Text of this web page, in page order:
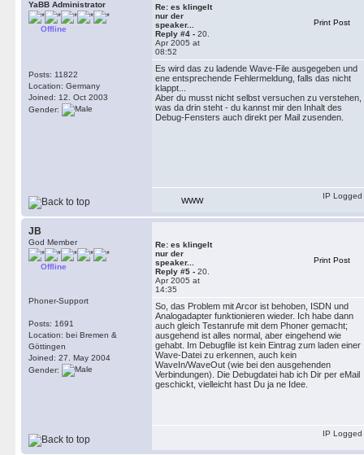
YaBB Administrator
Offline
Posts: 11822
Location: Germany
Joined: 12. Oct 2003
Gender:
Re: es klingelt
nur der
speaker...
Reply #4 - 20.
Apr 2005 at
08:52
Print Post
Es wird das zu ladende Wave-File ausgegeben und
ene entsprechende Fehlermeldung, falls das nicht
klappt...
Aber du musst nicht selbst versuchen zu verstehen,
was da drin steht - du kannst mir den Inhalt des
Debug-Fensters auch direkt per Mail zusenden.
WWW
IP Logged
JB
God Member
Offline
Phoner-Support
Posts: 1691
Location: bei Bremen &
Göttingen
Joined: 27. May 2004
Gender:
Re: es klingelt
nur der
speaker...
Reply #5 - 20.
Apr 2005 at
14:35
Print Post
So, das Problem mit Arcor ist behoben, ISDN und
Analogadapter funktionieren wieder. Ich habe dann
auch gleich Testanrufe mit dem Phoner gemacht;
ausgehend ist alles normal, aber eingehend wie
gehabt. Im Debugfile ist kein Eintrag zum laden einer
Wave-Datei zu erkennen, auch kein
WaveIn/WaveOut (wie bei den ausgehenden
Verbindungen). Die Debugdatei hab ich Dir per eMail
geschickt, vielleicht hast Du ja ne Idee.
IP Logged